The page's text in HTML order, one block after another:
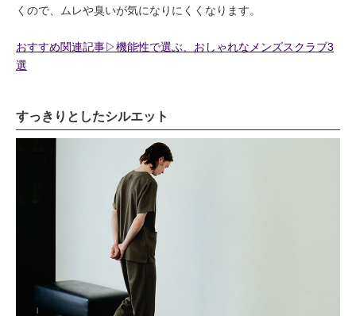
くので、ムレや臭いが気になりにくくなります。
おすすめ関連記事▷機能性で選ぶ、おしゃれなメンズスクラブ3
選
すっきりとしたシルエット